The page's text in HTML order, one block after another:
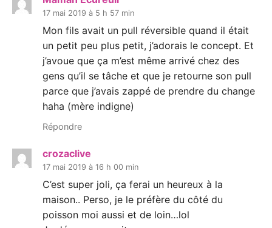
17 mai 2019 à 5 h 57 min
Mon fils avait un pull réversible quand il était
un petit peu plus petit, j’adorais le concept. Et
j’avoue que ça m’est même arrivé chez des
gens qu’il se tâche et que je retourne son pull
parce que j’avais zappé de prendre du change
haha (mère indigne)
Répondre
crozaclive
17 mai 2019 à 16 h 00 min
C’est super joli, ça ferai un heureux à la
maison.. Perso, je le préfère du côté du
poisson moi aussi et de loin…lol